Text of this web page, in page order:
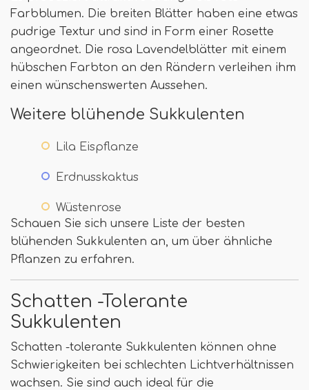
Farbblumen. Die breiten Blätter haben eine etwas
pudrige Textur und sind in Form einer Rosette
angeordnet. Die rosa Lavendelblätter mit einem
hübschen Farbton an den Rändern verleihen ihm
einen wünschenswerten Aussehen.
Weitere blühende Sukkulenten
Lila Eispflanze
Erdnusskaktus
Wüstenrose
Schauen Sie sich unsere Liste der besten
blühenden Sukkulenten an, um über ähnliche
Pflanzen zu erfahren.
Schatten -Tolerante
Sukkulenten
Schatten -tolerante Sukkulenten können ohne
Schwierigkeiten bei schlechten Lichtverhältnissen
wachsen. Sie sind auch ideal für die